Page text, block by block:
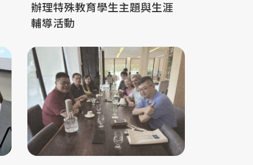
辦理特殊教育學生主題與生涯
輔導活動